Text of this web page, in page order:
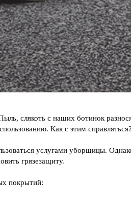
слякоть с наших ботинок
Как с этим справляться?
услугами уборщицы.
грязезащиту.
покрытий: